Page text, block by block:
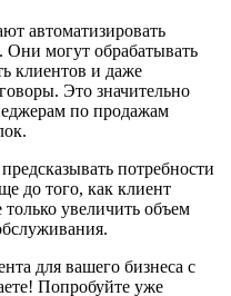
автоматизировать
Они могут обрабатывать
клиентов и даже
Это значительно
по продажам
потребности
до того, как клиент
только увеличить объем
для вашего бизнеса с
Попробуйте уже